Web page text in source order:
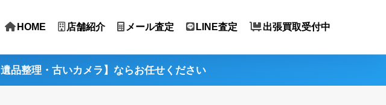
HOME 店舗紹介 メール査定 LINE査定 出張買取受付中
品整理・古いカメラ】ならお任せください